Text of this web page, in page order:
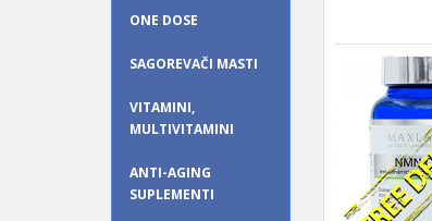
ONE DOSE
SAGOREVAČI MASTI
VITAMINI,
MULTIVITAMINI
ANTI-AGING
SUPLEMENTI